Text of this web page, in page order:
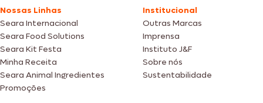
Nossas Linhas
Seara Internacional
Seara Food Solutions
Seara Kit Festa
Minha Receita
Seara Animal Ingredientes
Promoções
Institucional
Outras Marcas
Imprensa
Instituto J&F
Sobre nós
Sustentabilidade